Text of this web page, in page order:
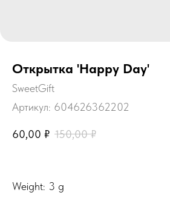
Открытка 'Happy Day'
SweetGift
Артикул: 604626362202
60,00 ₽ 150,00 ₽
Weight: 3 g